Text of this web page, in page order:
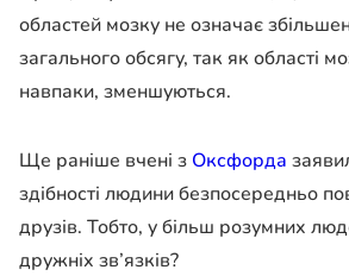
областей мозку не означає
загального обсягу, так як області
навпаки, зменшуються.
Ще раніше вчені з Оксфорда
здібності людини безпосередньо
друзів. Тобто, у більш розумних
дружніх зв’язків?